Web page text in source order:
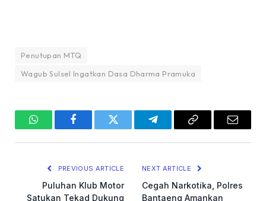
Penutupan MTQ
Wagub Sulsel Ingatkan Dasa Dharma Pramuka
WhatsAppFacebookTwitter TelegramCopy
Email
PREVIOUS ARTICLE
Puluhan Klub Motor
Satukan Tekad Dukung
NEXT ARTICLE
Cegah Narkotika, Polres
Bantaeng Amankan